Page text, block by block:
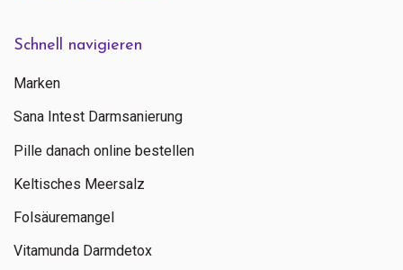
Schnell navigieren
Marken
Sana Intest Darmsanierung
Pille danach online bestellen
Keltisches Meersalz
Folsäuremangel
Vitamunda Darmdetox